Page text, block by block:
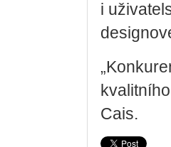
i
Cais.